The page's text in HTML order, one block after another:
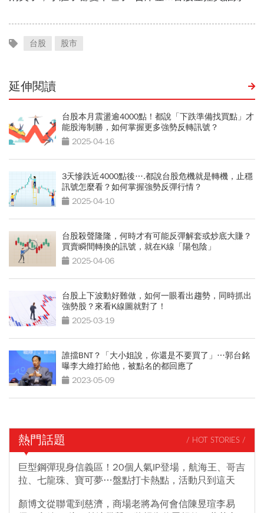
台股 股市
延伸閱讀
台股本月震盪逾4000點！都說「下跌準備找買點」才
能股海制勝，如何掌握更多強勢反轉訊號？
2025-04-16
3天慘跌近4000點後….都說台股危機就是轉機，止穩
訊號怎麼看？如何掌握強勢反彈行情？
2025-04-10
台股殺聲隆隆，何時才有可能反彈解套或炒底大賺？
買賣瞬間轉換的訊號，就在K線「陽包陰」
2025-04-06
台股上下波動好難做，如何一眼看出趨勢，同時抓出
強勢股？來看K線圖就對了！
2025-03-19
誰擋BNT？「大小姐說，你還是不要買了」…郭台銘
曝李大維打給他，被點名的都回應了
2023-05-09
熱門話題 / HOT STORIES /
巨型鋼彈現身信義區！20個人氣IP登場，航海王、哥吉
拉、七龍珠、寶可夢…盤點打卡熱點，活動只到這天
顏博文從聯電到慈濟，商場老將為何會信陳昱瑄李易